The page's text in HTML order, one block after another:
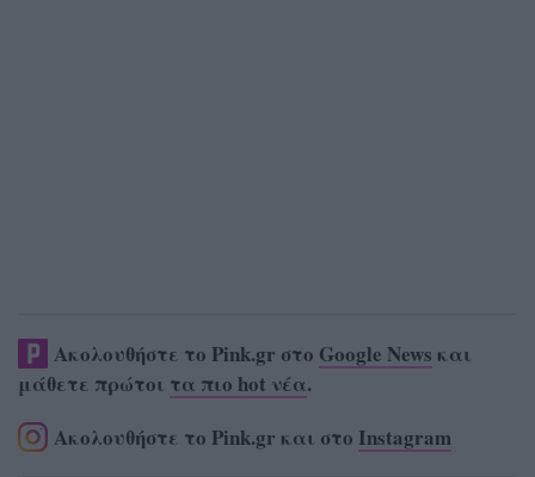
Ακολουθήστε το Pink.gr στο Google News και
μάθετε πρώτοι τα πιο hot νέα.
Ακολουθήστε το Pink.gr και στο Instagram